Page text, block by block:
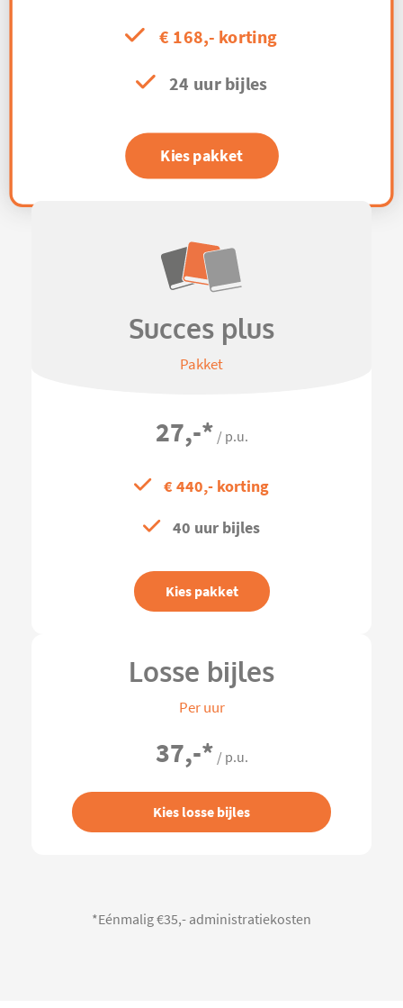
€ 168,- korting
24 uur bijles
Kies pakket
Succes plus
Pakket
27,-* / p.u.
€ 440,- korting
40 uur bijles
Kies pakket
Losse bijles
Per uur
37,-* / p.u.
Kies losse bijles
*Eénmalig €35,- administratiekosten